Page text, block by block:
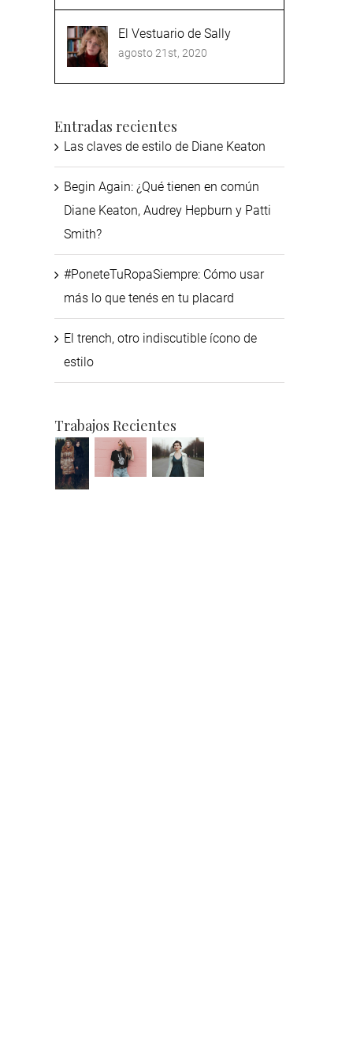
El Vestuario de Sally
agosto 21st, 2020
Entradas recientes
Las claves de estilo de Diane Keaton
Begin Again: ¿Qué tienen en común
Diane Keaton, Audrey Hepburn y Patti
Smith?
#PoneteTuRopaSiempre: Cómo usar
más lo que tenés en tu placard
El trench, otro indiscutible ícono de
estilo
Trabajos Recientes